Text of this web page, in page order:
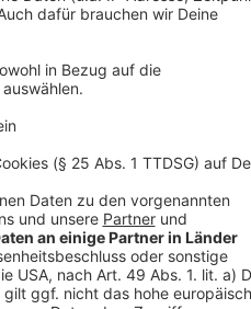
Ihren Aktivitäten sammeln.
die Details durch und
Nutzung des Service zu,
Akzeptieren
powered byUsercentrics
Platform
und Ray die ihren Vater seit
seinem Tod als liebevollen